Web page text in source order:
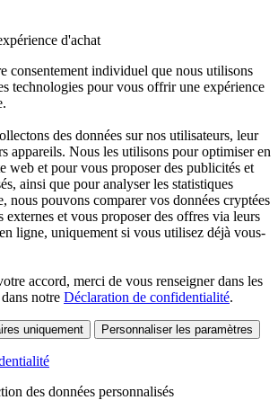
d'achat
consentement individuel que nous utilisons
technologies pour vous offrir une expérience
des données sur nos utilisateurs, leur
appareils. Nous les utilisons pour optimiser en
web et pour vous proposer des publicités et
ainsi que pour analyser les statistiques
nous pouvons comparer vos données cryptées
externes et vous proposer des offres via leurs
ligne, uniquement si vous utilisez déjà vous-
accord, merci de vous renseigner dans les
notre Déclaration de confidentialité.
uniquement Personnaliser les paramètres
des données personnalisés